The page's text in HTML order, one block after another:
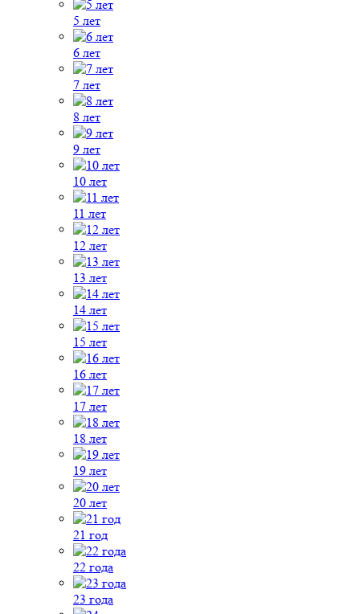
5 лет
6 лет
7 лет
8 лет
9 лет
10 лет
11 лет
12 лет
13 лет
14 лет
15 лет
16 лет
17 лет
18 лет
19 лет
20 лет
21 год
22 года
23 года